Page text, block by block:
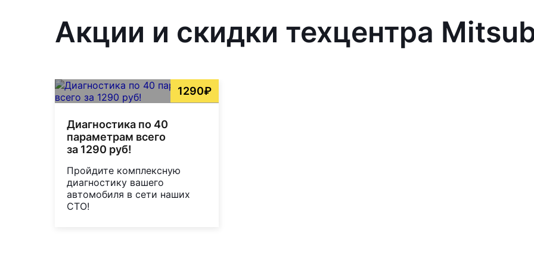
Акции и скидки техцентра
1290₽
Диагностика по 40
параметрам всего
за 1290 руб!
Пройдите комплексную
диагностику вашего
автомобиля в сети наших
СТО!